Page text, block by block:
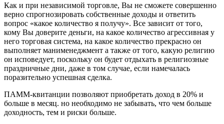
Как и при независимой торговле, Вы не сможете совершенно
верно спрогнозировать собственные доходы и ответить
вопрос «какое количество я получу». Все зависит от того,
кому Вы доверите деньги, на какое количество агрессивная у
него торговая система, на какое количество прекрасно он
выполняет манименеджмент а также от того, какую религию
он исповедует, поскольку он будет отдыхать в религиозные
праздничные дни, даже в том случае, если намечалась
поразительно успешная сделка.
ПАММ-квитанции позволяют приобретать доход в 20% и
больше в месяц. но необходимо не забывать, что чем больше
доходность, тем и риски больше.